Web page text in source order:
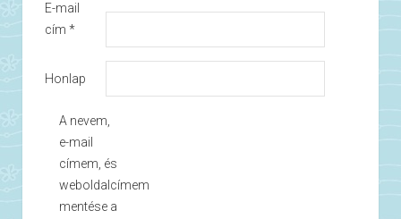
E-mail
cím *
Honlap
A nevem,
e-mail
címem, és
weboldalcímem
mentése a